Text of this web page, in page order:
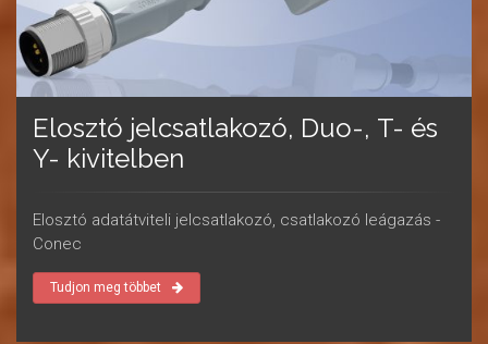
Elosztó jelcsatlakozó, Duo-, T- és
Y- kivitelben
Elosztó adatátviteli jelcsatlakozó, csatlakozó leágazás -
Conec
Tudjon meg többet